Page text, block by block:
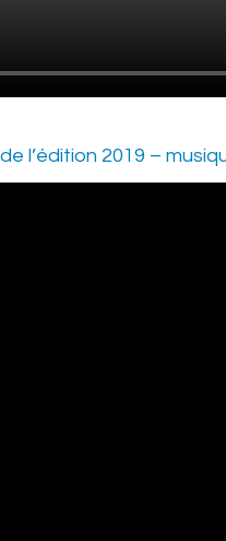
l’édition 2019 –